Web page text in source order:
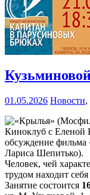
01.05.2026 Новости,
Киноклуб с Еленой
обсуждение
Лариса Шепитько).
Человек, чей
трудом находит
Занятие состоится